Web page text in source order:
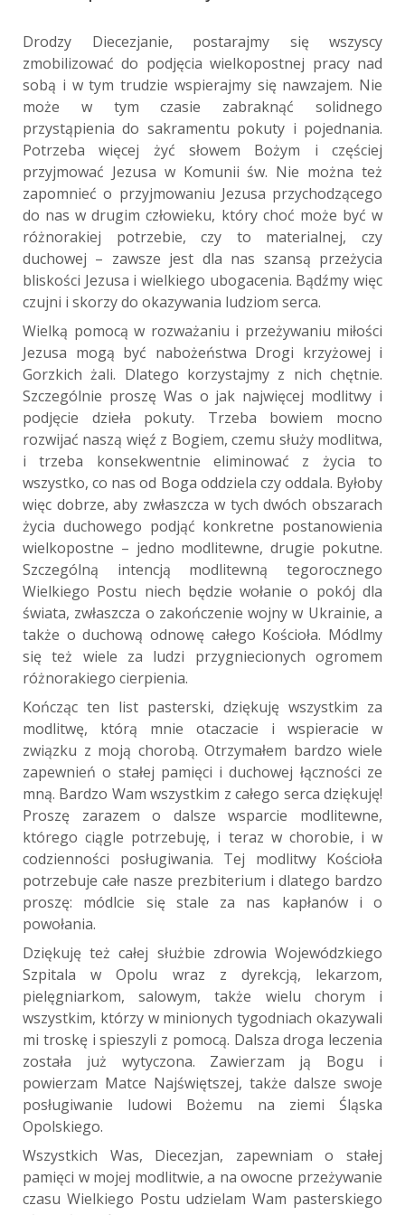
Drodzy Diecezjanie, postarajmy się wszyscy
zmobilizować do podjęcia wielkopostnej pracy nad
sobą i w tym trudzie wspierajmy się nawzajem. Nie
może w tym czasie zabraknąć solidnego
przystąpienia do sakramentu pokuty i pojednania.
Potrzeba więcej żyć słowem Bożym i częściej
przyjmować Jezusa w Komunii św. Nie można też
zapomnieć o przyjmowaniu Jezusa przychodzącego
do nas w drugim człowieku, który choć może być w
różnorakiej potrzebie, czy to materialnej, czy
duchowej – zawsze jest dla nas szansą przeżycia
bliskości Jezusa i wielkiego ubogacenia. Bądźmy więc
czujni i skorzy do okazywania ludziom serca.
Wielką pomocą w rozważaniu i przeżywaniu miłości
Jezusa mogą być nabożeństwa Drogi krzyżowej i
Gorzkich żali. Dlatego korzystajmy z nich chętnie.
Szczególnie proszę Was o jak najwięcej modlitwy i
podjęcie dzieła pokuty. Trzeba bowiem mocno
rozwijać naszą więź z Bogiem, czemu służy modlitwa,
i trzeba konsekwentnie eliminować z życia to
wszystko, co nas od Boga oddziela czy oddala. Byłoby
więc dobrze, aby zwłaszcza w tych dwóch obszarach
życia duchowego podjąć konkretne postanowienia
wielkopostne – jedno modlitewne, drugie pokutne.
Szczególną intencją modlitewną tegorocznego
Wielkiego Postu niech będzie wołanie o pokój dla
świata, zwłaszcza o zakończenie wojny w Ukrainie, a
także o duchową odnowę całego Kościoła. Módlmy
się też wiele za ludzi przygniecionych ogromem
różnorakiego cierpienia.
Kończąc ten list pasterski, dziękuję wszystkim za
modlitwę, którą mnie otaczacie i wspieracie w
związku z moją chorobą. Otrzymałem bardzo wiele
zapewnień o stałej pamięci i duchowej łączności ze
mną. Bardzo Wam wszystkim z całego serca dziękuję!
Proszę zarazem o dalsze wsparcie modlitewne,
którego ciągle potrzebuję, i teraz w chorobie, i w
codzienności posługiwania. Tej modlitwy Kościoła
potrzebuje całe nasze prezbiterium i dlatego bardzo
proszę: módlcie się stale za nas kapłanów i o
powołania.
Dziękuję też całej służbie zdrowia Wojewódzkiego
Szpitala w Opolu wraz z dyrekcją, lekarzom,
pielęgniarkom, salowym, także wielu chorym i
wszystkim, którzy w minionych tygodniach okazywali
mi troskę i spieszyli z pomocą. Dalsza droga leczenia
została już wytyczona. Zawierzam ją Bogu i
powierzam Matce Najświętszej, także dalsze swoje
posługiwanie ludowi Bożemu na ziemi Śląska
Opolskiego.
Wszystkich Was, Diecezjan, zapewniam o stałej
pamięci w mojej modlitwie, a na owocne przeżywanie
czasu Wielkiego Postu udzielam Wam pasterskiego